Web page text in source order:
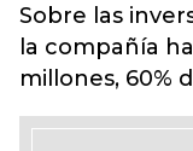
Sobre las
la compañía
millones, 60%